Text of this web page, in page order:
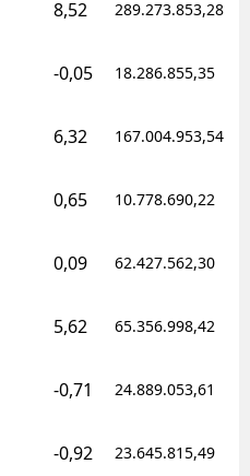
8,52 289.273.853,28
-0,05 18.286.855,35
6,32 167.004.953,54
0,65 10.778.690,22
0,09 62.427.562,30
5,62 65.356.998,42
-0,71 24.889.053,61
-0,92 23.645.815,49